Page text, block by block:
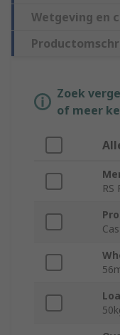
Wetgeving en
Zoek
of meer
RS